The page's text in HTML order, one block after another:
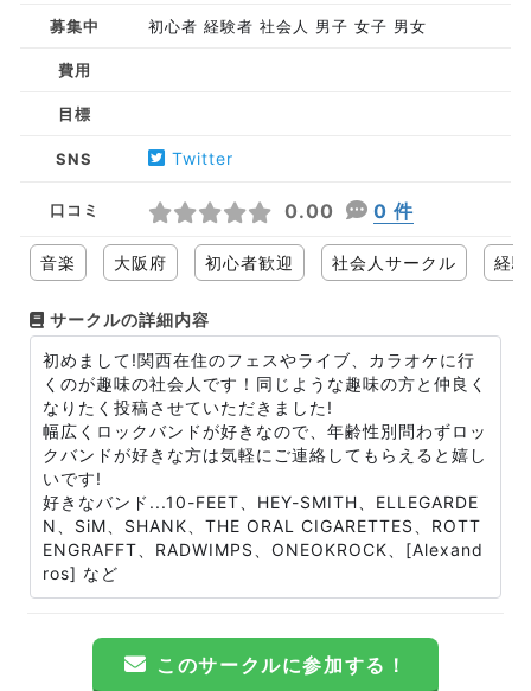
募集中 初心者 経験者 社会人 男子 女子 男女
費用
目標
SNS Twitter
口コミ 0.00 0 件
音楽 大阪府 初心者歓迎 社会人サークル 経
サークルの詳細内容
初めまして!関西在住のフェスやライブ、カラオケに行
くのが趣味の社会人です！同じような趣味の方と仲良く
なりたく投稿させていただきました!
幅広くロックバンドが好きなので、年齢性別問わずロッ
クバンドが好きな方は気軽にご連絡してもらえると嬉し
いです!
好きなバンド...10-FEET、HEY-SMITH、ELLEGARDE
N、SiM、SHANK、THE ORAL CIGARETTES、ROTT
ENGRAFFT、RADWIMPS、ONEOKROCK、[Alexand
ros] など
このサークルに参加する！